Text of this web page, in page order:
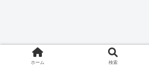
ホーム 検索